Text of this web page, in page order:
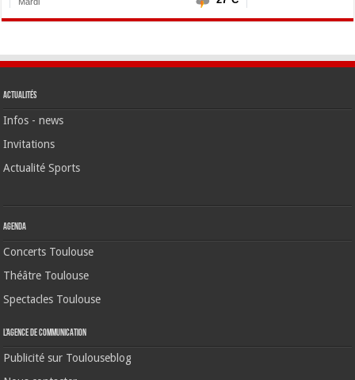
Actualités
Infos - news
Invitations
Actualité Sports
Agenda
Concerts Toulouse
Théâtre Toulouse
Spectacles Toulouse
L’agence de communication
Publicité sur Toulouseblog